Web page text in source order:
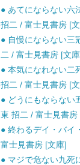
● あてにならない六
招二 / 富士見書房 [
● 自慢にならない三
二 / 富士見書房 [文
● 本気になれない二
招二 / 富士見書房 [
● どうにもならない
東 招二 / 富士見書房
● 終わるデイ・バイ
富士見書房 [文庫]
● マジで危ない九死